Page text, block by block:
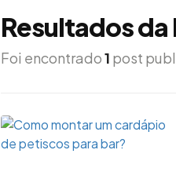
Resultados
Foi encontrado1 post